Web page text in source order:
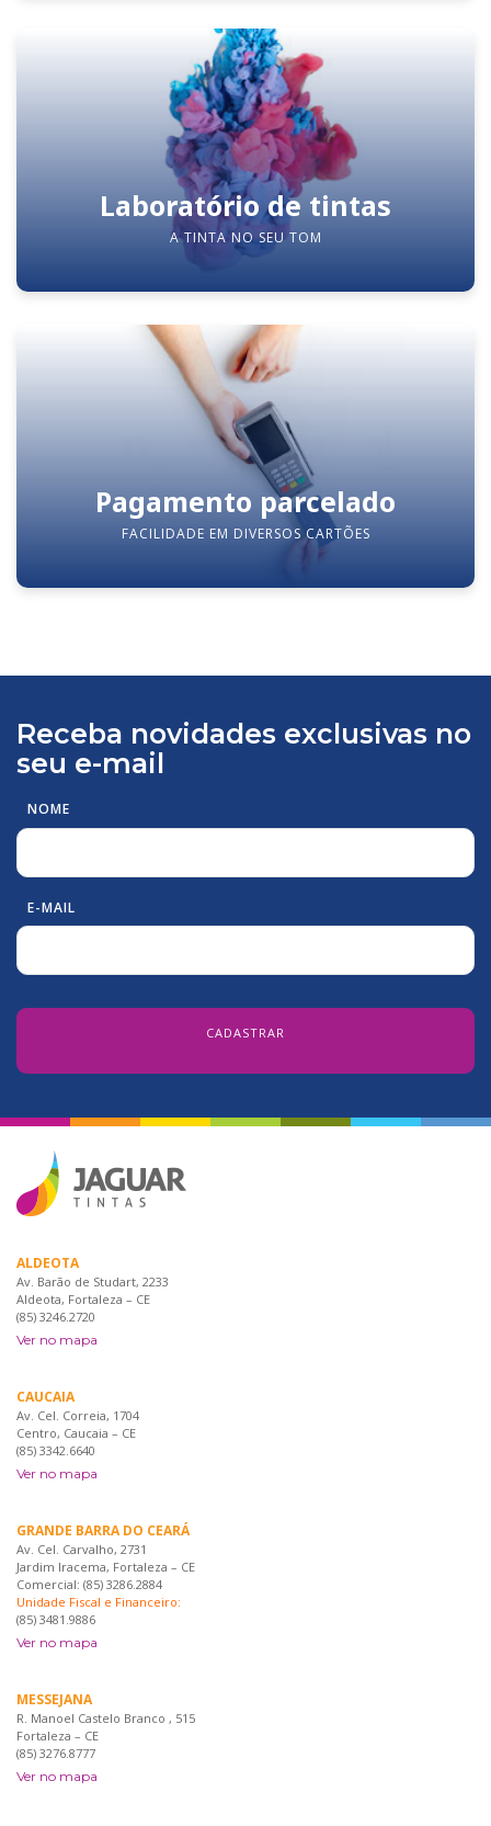
Laboratório de tintas
A TINTA NO SEU TOM
Pagamento parcelado
FACILIDADE EM DIVERSOS CARTÕES
Receba novidades exclusivas no
seu e-mail
NOME
E-MAIL
ALDEOTA
Av. Barão de Studart, 2233
Aldeota, Fortaleza – CE
(85) 3246.2720
Ver no mapa
CAUCAIA
Av. Cel. Correia, 1704
Centro, Caucaia – CE
(85) 3342.6640
Ver no mapa
GRANDE BARRA DO CEARÁ
Av. Cel. Carvalho, 2731
Jardim Iracema, Fortaleza – CE
Comercial: (85) 3286.2884
Unidade Fiscal e Financeiro:
(85) 3481.9886
Ver no mapa
MESSEJANA
R. Manoel Castelo Branco , 515
Fortaleza – CE
(85) 3276.8777
Ver no mapa